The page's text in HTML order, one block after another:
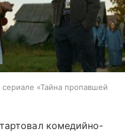
«Тайна пропавшей
комедийно-